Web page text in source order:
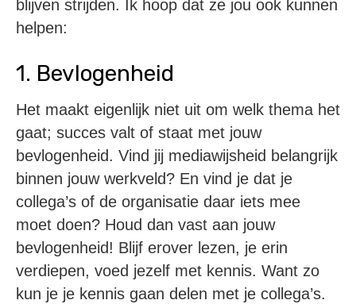
blijven strijden. Ik hoop dat ze jou ook kunnen
helpen:
1. Bevlogenheid
Het maakt eigenlijk niet uit om welk thema het
gaat; succes valt of staat met jouw
bevlogenheid. Vind jij mediawijsheid belangrijk
binnen jouw werkveld? En vind je dat je
collega’s of de organisatie daar iets mee
moet doen? Houd dan vast aan jouw
bevlogenheid! Blijf erover lezen, je erin
verdiepen, voed jezelf met kennis. Want zo
kun je je kennis gaan delen met je collega’s.